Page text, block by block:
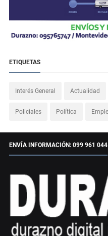
ETIQUETAS
Interés General Actualidad
Policiales Política
ENVÍA INFORMACIÓN: 099 961 044